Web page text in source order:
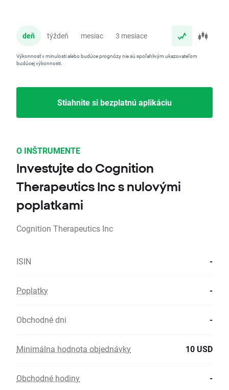
deň týždeň mesiac 3 mesiace
Výkonnosť v minulosti alebo budúce prognózy nie sú spoľahlivým ukazovateľom
budúcej výkonnosti.
Stiahnite si bezplatnú aplikáciu
O INŠTRUMENTE
Investujte do Cognition
Therapeutics Inc s nulovými
poplatkami
Cognition Therapeutics Inc
ISIN -
Poplatky -
Obchodné dni -
Minimálna hodnota objednávky 10 USD
Obchodné hodiny -